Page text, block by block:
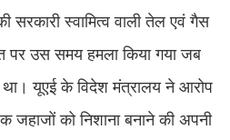
सरकारी स्वामित्व वाली तेल एवं गैस
पर उस समय हमला किया गया जब
था। यूएई के विदेश मंत्रालय ने आरोप
जहाजों को निशाना बनाने की अपनी